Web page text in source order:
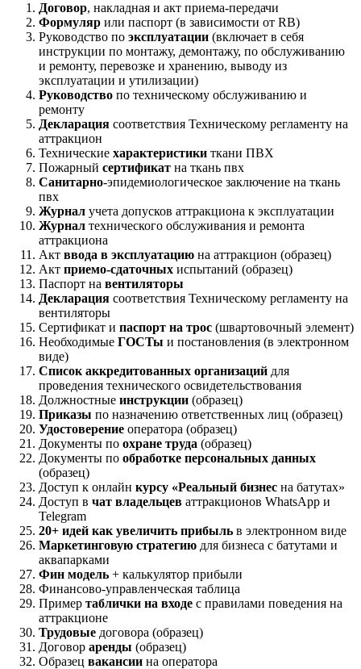
Договор, накладная и акт приема-передачи
Формуляр или паспорт (в зависимости от RB)
Руководство по эксплуатации (включает в себя
инструкции по монтажу, демонтажу, по обслуживанию
и ремонту, перевозке и хранению, выводу из
эксплуатации и утилизации)
Руководство по техническому обслуживанию и
ремонту
Декларация соответствия Техническому регламенту на
аттракцион
Технические характеристики ткани ПВХ
Пожарный сертификат на ткань пвх
Санитарно-эпидемиологическое заключение на ткань
пвх
Журнал учета допусков аттракциона к эксплуатации
Журнал технического обслуживания и ремонта
аттракциона
Акт ввода в эксплуатацию на аттракцион (образец)
Акт приемо-сдаточных испытаний (образец)
Паспорт на вентиляторы
Декларация соответствия Техническому регламенту на
вентиляторы
Сертификат и паспорт на трос (швартовочный элемент)
Необходимые ГОСТы и постановления (в электронном
виде)
Список аккредитованных организаций для
проведения технического освидетельствования
Должностные инструкции (образец)
Приказы по назначению ответственных лиц (образец)
Удостоверение оператора (образец)
Документы по охране труда (образец)
Документы по обработке персональных данных
(образец)
Доступ к онлайн курсу «Реальный бизнес на батутах»
Доступ в чат владельцев аттракционов WhatsApp и
Telegram
20+ идей как увеличить прибыль в электронном виде
Маркетинговую стратегию для бизнеса с батутами и
аквапарками
Фин модель + калькулятор прибыли
Финансово-управленческая таблица
Пример таблички на входе с правилами поведения на
аттракционе
Трудовые договора (образец)
Договор аренды (образец)
Образец вакансии на оператора